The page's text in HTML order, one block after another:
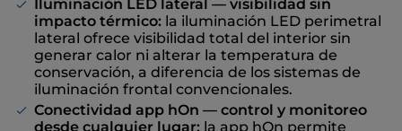
Iluminación LED lateral — visibilidad sin
impacto térmico: la iluminación LED perimetral
lateral ofrece visibilidad total del interior sin
generar calor ni alterar la temperatura de
conservación, a diferencia de los sistemas de
iluminación frontal convencionales.
Conectividad app hOn — control y monitoreo
desde cualquier lugar: la app hOn permite